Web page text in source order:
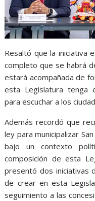
Resaltó que la iniciativa
completo que se habrá
estará acompañada de
esta Legislatura tenga
para escuchar a los
Además recordó que
ley para municipalizar
bajo un contexto
composición de esta
presentó dos iniciativas
de crear en esta
seguimiento a las